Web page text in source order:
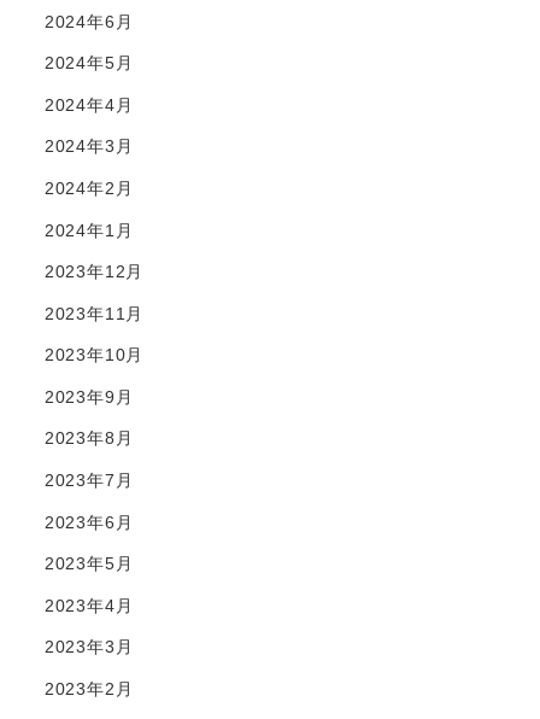
2024年6月
2024年5月
2024年4月
2024年3月
2024年2月
2024年1月
2023年12月
2023年11月
2023年10月
2023年9月
2023年8月
2023年7月
2023年6月
2023年5月
2023年4月
2023年3月
2023年2月